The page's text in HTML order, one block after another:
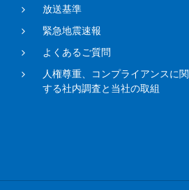
放送基準
緊急地震速報
よくあるご質問
人権尊重、コンプライアンスに関
する社内調査と当社の取組